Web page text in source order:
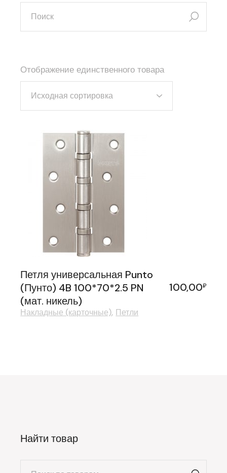
искать:
Отображение единственного товара
Исходная сортировка
Петля универсальная Punto
(Пунто) 4B 100*70*2.5 PN
(мат. никель)
100,00₽
Накладные (карточные) Петли
Найти товар